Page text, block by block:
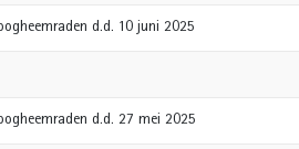
d.d. 10 juni 2025
d.d. 27 mei 2025